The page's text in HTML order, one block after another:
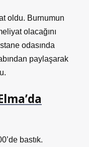
oldu. Burnumun
olacağını
odasında
paylaşarak
bastık.